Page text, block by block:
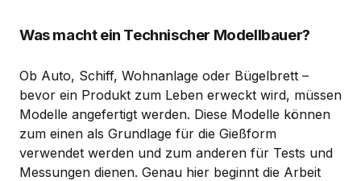
Was macht ein Technischer Modellbauer?
Ob Auto, Schiff, Wohnanlage oder Bügelbrett –
bevor ein Produkt zum Leben erweckt wird, müssen
Modelle angefertigt werden. Diese Modelle können
zum einen als Grundlage für die Gießform
verwendet werden und zum anderen für Tests und
Messungen dienen. Genau hier beginnt die Arbeit